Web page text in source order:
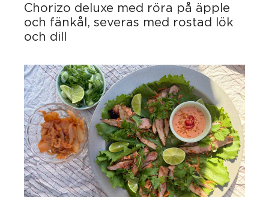
Chorizo deluxe med röra på äpple
och fänkål, severas med rostad lök
och dill